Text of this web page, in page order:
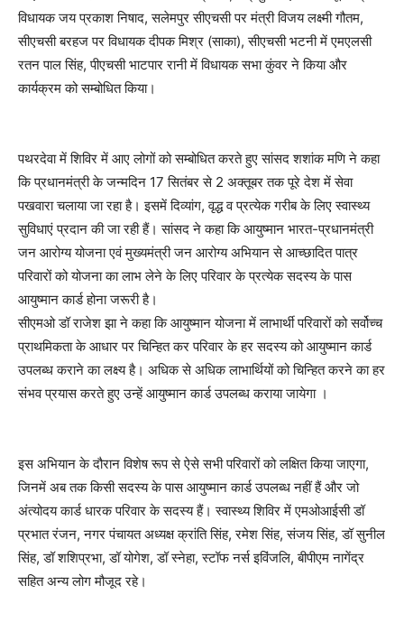
विधायक जय प्रकाश निषाद, सलेमपुर सीएचसी पर मंत्री विजय लक्ष्मी गौतम,
सीएचसी बरहज पर विधायक दीपक मिश्र (साका), सीएचसी भटनी में एमएलसी
रतन पाल सिंह, पीएचसी भाटपार रानी में विधायक सभा कुंवर ने किया और
कार्यक्रम को सम्बोधित किया।
पथरदेवा में शिविर में आए लोगों को सम्बोधित करते हुए सांसद शशांक मणि ने कहा
कि प्रधानमंत्री के जन्मदिन 17 सितंबर से 2 अक्तूबर तक पूरे देश में सेवा
पखवारा चलाया जा रहा है। इसमें दिव्यांग, वृद्ध व प्रत्येक गरीब के लिए स्वास्थ्य
सुविधाएं प्रदान की जा रही हैं। सांसद ने कहा कि आयुष्मान भारत-प्रधानमंत्री
जन आरोग्य योजना एवं मुख्यमंत्री जन आरोग्य अभियान से आच्छादित पात्र
परिवारों को योजना का लाभ लेने के लिए परिवार के प्रत्येक सदस्य के पास
आयुष्मान कार्ड होना जरूरी है।
सीएमओ डॉ राजेश झा ने कहा कि आयुष्मान योजना में लाभार्थी परिवारों को सर्वोच्च
प्राथमिकता के आधार पर चिन्हित कर परिवार के हर सदस्य को आयुष्मान कार्ड
उपलब्ध कराने का लक्ष्य है। अधिक से अधिक लाभार्थियों को चिन्हित करने का हर
संभव प्रयास करते हुए उन्हें आयुष्मान कार्ड उपलब्ध कराया जायेगा ।
इस अभियान के दौरान विशेष रूप से ऐसे सभी परिवारों को लक्षित किया जाएगा,
जिनमें अब तक किसी सदस्य के पास आयुष्मान कार्ड उपलब्ध नहीं हैं और जो
अंत्योदय कार्ड धारक परिवार के सदस्य हैं। स्वास्थ्य शिविर में एमओआईसी डॉ
प्रभात रंजन, नगर पंचायत अध्यक्ष क्रांति सिंह, रमेश सिंह, संजय सिंह, डॉ सुनील
सिंह, डॉ शशिप्रभा, डॉ योगेश, डॉ स्नेहा, स्टॉफ नर्स इविंजलि, बीपीएम नागेंद्र
सहित अन्य लोग मौजूद रहे।